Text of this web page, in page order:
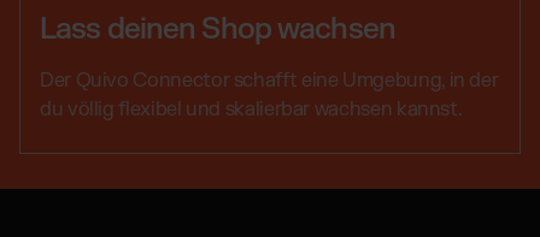
Lass deinen Shop wachsen
Der Quivo Connector schafft eine Umgebung, in der
du völlig flexibel und skalierbar wachsen kannst.